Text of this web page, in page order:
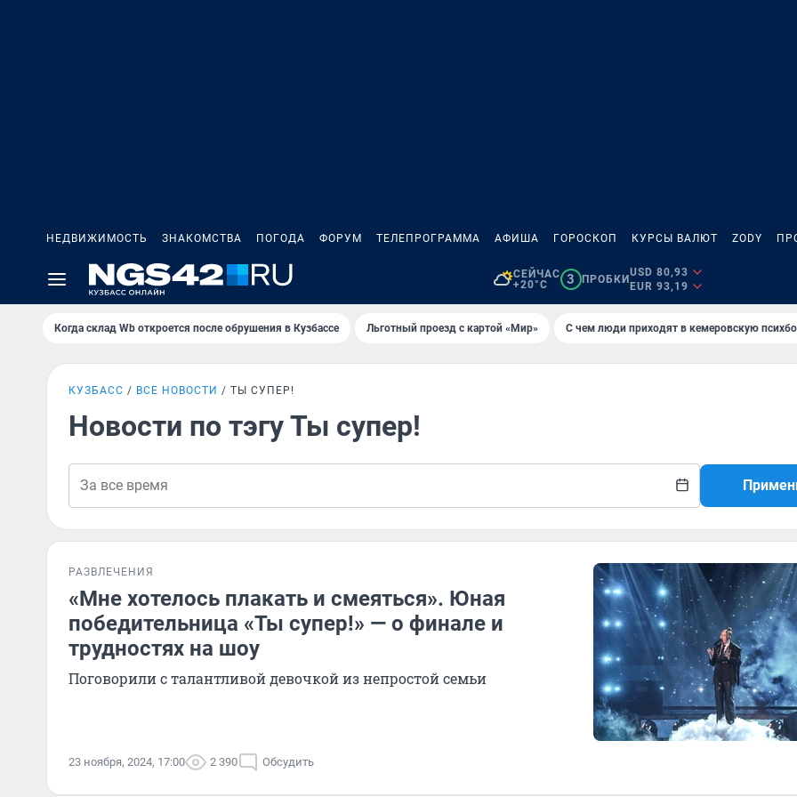
НЕДВИЖИМОСТЬ ЗНАКОМСТВА ПОГОДА ФОРУМ ТЕЛЕПРОГРАММА АФИША ГОРОСКОП КУРСЫ ВАЛЮТ ZODY
СЕЙЧАС
+20°C
3 ПРОБКИ
USD 80,93
EUR 93,19
Когда склад Wb откроется после обрушения в Кузбассе Льготный проезд с картой «Мир» С чем люди приходят в кемеровскую
КУЗБАСС ВСЕ НОВОСТИ ТЫ СУПЕР!
Новости по тэгу Ты супер!
РАЗВЛЕЧЕНИЯ
«Мне хотелось плакать и смеяться». Юная
победительница «Ты супер!» — о финале и
трудностях на шоу
Поговорили с талантливой девочкой из непростой семьи
23 ноября, 2024, 17:00 2 390 Обсудить